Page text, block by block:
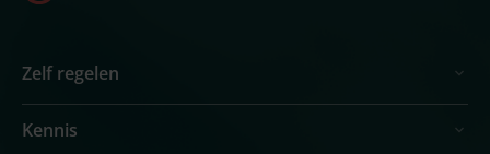
Zelf regelen
Kennis